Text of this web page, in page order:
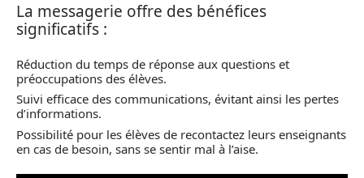
La messagerie offre des bénéfices
significatifs :
Réduction du temps de réponse aux questions et
préoccupations des élèves.
Suivi efficace des communications, évitant ainsi les pertes
d’informations.
Possibilité pour les élèves de recontactez leurs enseignants
en cas de besoin, sans se sentir mal à l’aise.